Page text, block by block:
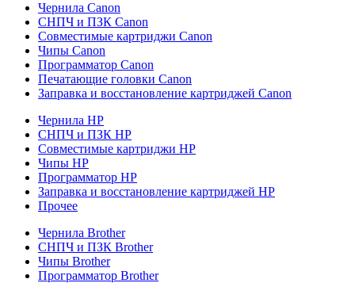
Чернила Canon
СНПЧ и ПЗК Canon
Совместимые картриджи Canon
Чипы Canon
Программатор Canon
Печатающие головки Canon
Заправка и восстановление картриджей Canon
Чернила HP
СНПЧ и ПЗК HP
Совместимые картриджи HP
Чипы HP
Программатор HP
Заправка и восстановление картриджей HP
Прочее
Чернила Brother
СНПЧ и ПЗК Brother
Чипы Brother
Программатор Brother